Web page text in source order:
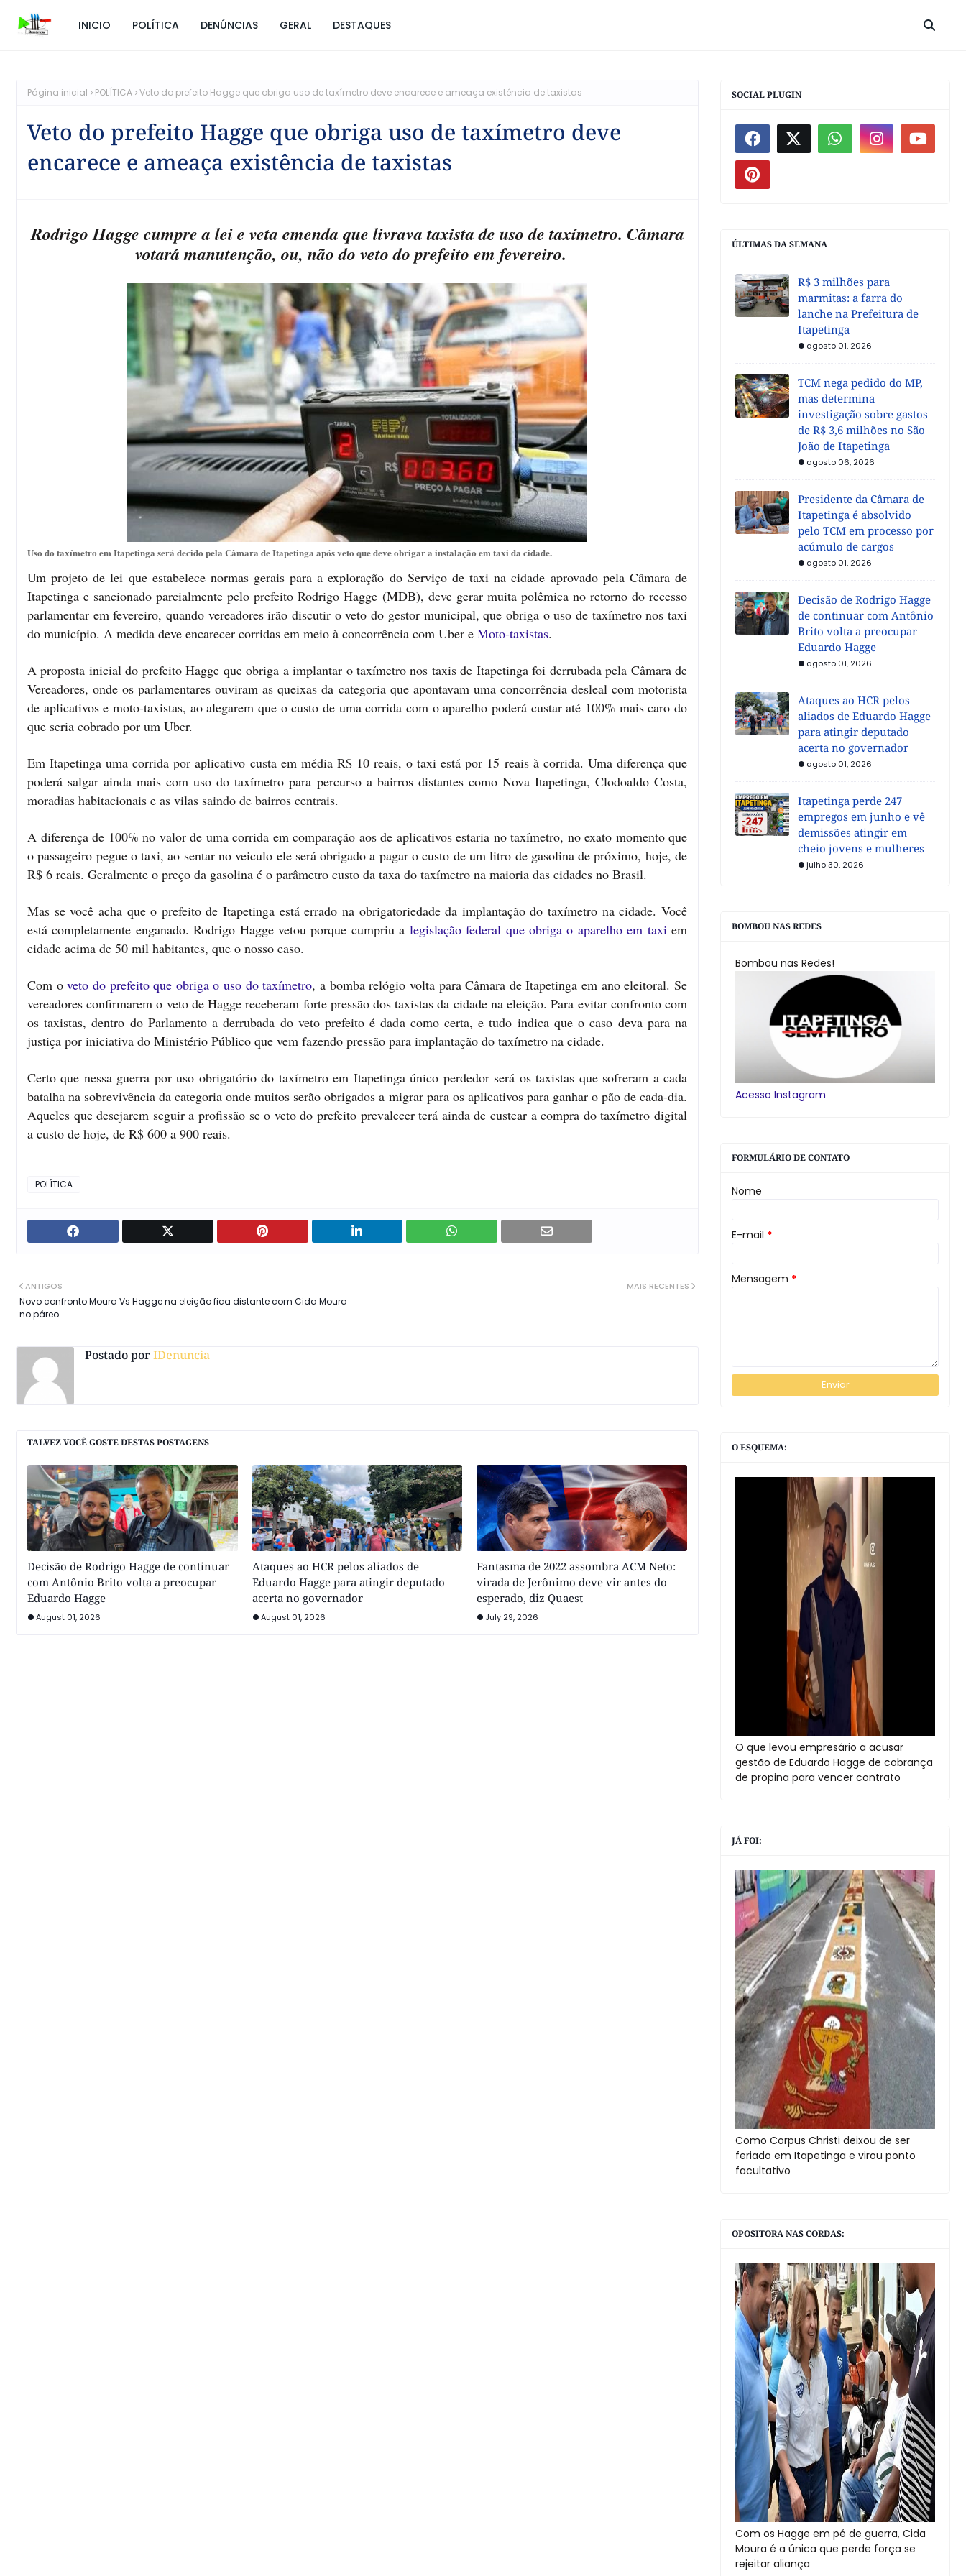
INICIO POLÍTICA DENÚNCIAS GERAL DESTAQUES
Página inicial POLÍTICA Veto do prefeito Hagge que obriga uso de taxímetro deve encarece e ameaça existência de taxistas
Veto do prefeito Hagge que obriga uso de taxímetro deve
encarece e ameaça existência de taxistas
Rodrigo Hagge cumpre a lei e veta emenda que livrava taxista de uso de taxímetro. Câmara
votará manutenção, ou, não do veto do prefeito em fevereiro.
Uso do taxímetro em Itapetinga será decido pela Câmara de Itapetinga após veto que deve obrigar a instalação em taxi da cidade.
Um projeto de lei que estabelece normas gerais para a exploração do Serviço de taxi na cidade aprovado pela Câmara de
Itapetinga e sancionado parcialmente pelo prefeito Rodrigo Hagge (MDB), deve gerar muita polêmica no retorno do recesso
parlamentar em fevereiro, quando vereadores irão discutir o veto do gestor municipal, que obriga o uso de taxímetro nos taxi
do município. A medida deve encarecer corridas em meio à concorrência com Uber e Moto-taxistas.
A proposta inicial do prefeito Hagge que obriga a implantar o taxímetro nos taxis de Itapetinga foi derrubada pela Câmara de
Vereadores, onde os parlamentares ouviram as queixas da categoria que apontavam uma concorrência desleal com motorista
de aplicativos e moto-taxistas, ao alegarem que o custo de uma corrida com o aparelho poderá custar até 100% mais caro do
que seria cobrado por um Uber.
Em Itapetinga uma corrida por aplicativo custa em média R$ 10 reais, o taxi está por 15 reais à corrida. Uma diferença que
poderá salgar ainda mais com uso do taxímetro para percurso a bairros distantes como Nova Itapetinga, Clodoaldo Costa,
moradias habitacionais e as vilas saindo de bairros centrais.
A diferença de 100% no valor de uma corrida em comparação aos de aplicativos estaria no taxímetro, no exato momento que
o passageiro pegue o taxi, ao sentar no veiculo ele será obrigado a pagar o custo de um litro de gasolina de próximo, hoje, de
R$ 6 reais. Geralmente o preço da gasolina é o parâmetro custo da taxa do taxímetro na maioria das cidades no Brasil.
Mas se você acha que o prefeito de Itapetinga está errado na obrigatoriedade da implantação do taxímetro na cidade. Você
está completamente enganado. Rodrigo Hagge vetou porque cumpriu a legislação federal que obriga o aparelho em taxiem
cidade acima de 50 mil habitantes, que o nosso caso.
Com oveto do prefeito que obriga o uso do taxímetro, a bomba relógio volta para Câmara de Itapetinga em ano eleitoral. Se
vereadores confirmarem o veto de Hagge receberam forte pressão dos taxistas da cidade na eleição. Para evitar confronto com
os taxistas, dentro do Parlamento a derrubada do veto prefeito é dada como certa, e tudo indica que o caso deva para na
justiça por iniciativa do Ministério Público que vem fazendo pressão para implantação do taxímetro na cidade.
Certo que nessa guerra por uso obrigatório do taxímetro em Itapetinga único perdedor será os taxistas que sofreram a cada
batalha na sobrevivência da categoria onde muitos serão obrigados a migrar para os aplicativos para ganhar o pão de cada-dia.
Aqueles que desejarem seguir a profissão se o veto do prefeito prevalecer terá ainda de custear a compra do taxímetro digital
a custo de hoje, de R$ 600 a 900 reais.
POLÍTICA
MAIS RECENTES
ANTIGOS
Novo confronto Moura Vs Hagge na eleição fica distante com Cida Moura
no páreo
Postado porIDenuncia
TALVEZ VOCÊ GOSTE DESTAS POSTAGENS
Decisão de Rodrigo Hagge de continuar
com Antônio Brito volta a preocupar
Eduardo Hagge
August 01, 2026
Ataques ao HCR pelos aliados de
Eduardo Hagge para atingir deputado
acerta no governador
August 01, 2026
Fantasma de 2022 assombra ACM Neto:
virada de Jerônimo deve vir antes do
esperado, diz Quaest
July 29, 2026
SOCIAL PLUGIN
ÚLTIMAS DA SEMANA
R$ 3 milhões para
marmitas: a farra do
lanche na Prefeitura de
Itapetinga
agosto 01, 2026
TCM nega pedido do MP,
mas determina
investigação sobre gastos
de R$ 3,6 milhões no São
João de Itapetinga
agosto 06, 2026
Presidente da Câmara de
Itapetinga é absolvido
pelo TCM em processo por
acúmulo de cargos
agosto 01, 2026
Decisão de Rodrigo Hagge
de continuar com Antônio
Brito volta a preocupar
Eduardo Hagge
agosto 01, 2026
Ataques ao HCR pelos
aliados de Eduardo Hagge
para atingir deputado
acerta no governador
agosto 01, 2026
Itapetinga perde 247
empregos em junho e vê
demissões atingir em
cheio jovens e mulheres
julho 30, 2026
BOMBOU NAS REDES
Bombou nas Redes!
Acesso Instagram
FORMULÁRIO DE CONTATO
Nome
E-mail *
Mensagem *
O ESQUEMA:
O que levou empresário a acusar
gestão de Eduardo Hagge de cobrança
de propina para vencer contrato
JÁ FOI:
Como Corpus Christi deixou de ser
feriado em Itapetinga e virou ponto
facultativo
OPOSITORA NAS CORDAS:
Com os Hagge em pé de guerra, Cida
Moura é a única que perde força se
rejeitar aliança